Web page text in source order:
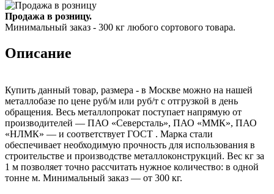
Продажа в розницу.
Минимальный заказ - 300 кг любого сортового товара.
Описание
Купить данный товар, размера - в Москве можно на нашей
металлобазе по цене руб/м или руб/т с отгрузкой в день
обращения. Весь металлопрокат поступает напрямую от
производителей — ПАО «Северсталь», ПАО «ММК», ПАО
«НЛМК» — и соответствует ГОСТ . Марка стали
обеспечивает необходимую прочность для использования в
строительстве и производстве металлоконструкций. Вес кг за
1 м позволяет точно рассчитать нужное количество: в одной
тонне м. Минимальный заказ — от 300 кг.